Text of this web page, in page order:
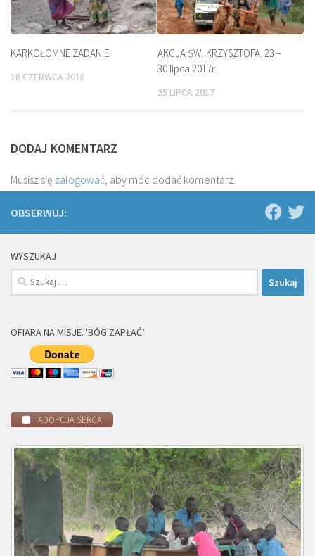
KARKOŁOMNE ZADANIE
18 CZERWCA 2018
AKCJA ŚW. KRZYSZTOFA. 23 –
30 lipca 2017r.
25 LIPCA 2017
DODAJ KOMENTARZ
Musisz się zalogować, aby móc dodać komentarz.
OBSERWUJ:
WYSZUKAJ
Szukaj:
OFIARA NA MISJE. 'BÓG ZAPŁAĆ’
ADOPCJA SERCA